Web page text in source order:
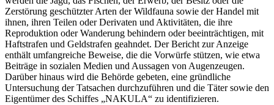
Zerstörung geschützter Arten der Wildfauna sowie der Handel mit
ihnen, ihren Teilen oder Derivaten und Aktivitäten, die ihre
Reproduktion oder Wanderung behindern oder beeinträchtigen, mit
Haftstrafen und Geldstrafen geahndet. Der Bericht zur Anzeige
enthält umfangreiche Beweise, die die Vorwürfe stützen, wie etwa
Beiträge in sozialen Medien und Aussagen von Augenzeugen.
Darüber hinaus wird die Behörde gebeten, eine gründliche
Untersuchung der Tatsachen durchzuführen und die Täter sowie den
Eigentümer des Schiffes „NAKULA“ zu identifizieren.